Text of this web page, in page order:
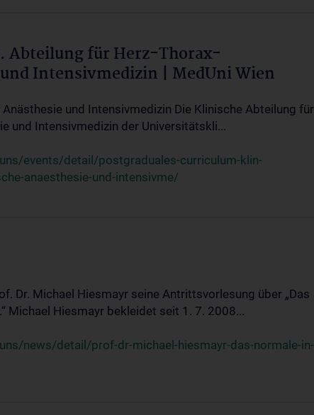
Abteilung für Herz-Thorax-
Intensivmedizin | MedUni Wien
und Intensivmedizin Die Klinische Abteilung für
und Intensivmedizin der Universitätskli...
events/detail/postgraduales-curriculum-klin-
anaesthesie-und-intensivme/
Dr. Michael Hiesmayr seine Antrittsvorlesung über „Das
Michael Hiesmayr bekleidet seit 1. 7. 2008...
news/detail/prof-dr-michael-hiesmayr-das-normale-in-